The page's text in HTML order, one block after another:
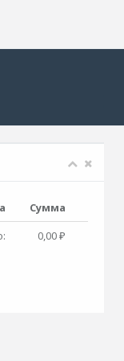
Сумма
0,00 ₽